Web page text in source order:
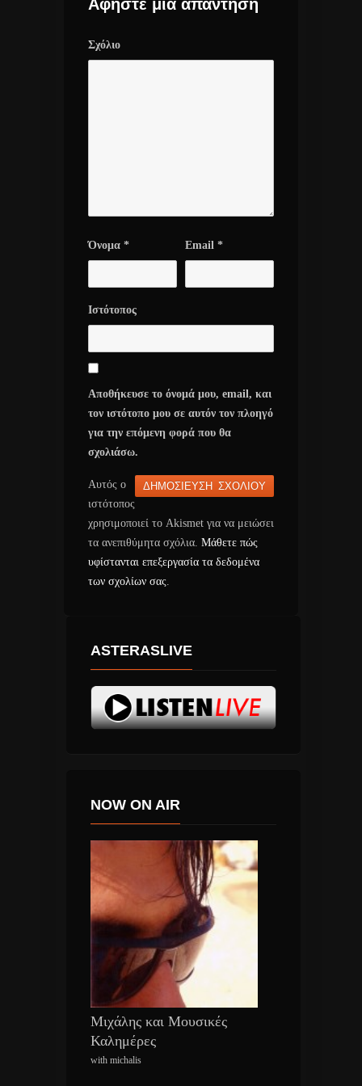
Αφήστε μια απάντηση
Σχόλιο
Όνομα * Email *
Ιστότοπος
Αποθήκευσε το όνομά μου, email, και
τον ιστότοπο μου σε αυτόν τον πλοηγό
για την επόμενη φορά που θα
σχολιάσω.
Αυτός ο
ιστότοπος
χρησιμοποιεί το Akismet για να μειώσει
τα ανεπιθύμητα σχόλια. Μάθετε πώς
υφίστανται επεξεργασία τα δεδομένα
των σχολίων σας.
ASTERASLIVE
NOW ON AIR
Μιχάλης και Μουσικές
Καλημέρες
with michalis